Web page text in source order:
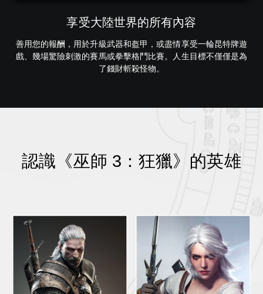
享受大陸世界的所有內容
善用您的報酬，用於升級武器和盔甲，或盡情享受一輪昆特牌遊
戲、幾場驚險刺激的賽馬或拳擊格鬥比賽。人生目標不僅僅是為
了錢財斬殺怪物。
認識《巫師 3：狂獵》的英雄